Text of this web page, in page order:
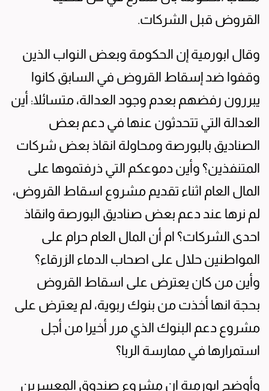
القروض قبل الشركات.
وقال ابورمية إن الحكومة وبعض النواب الذين
وقفوا ضد إسقاط القروض في السابق كانوا
يبررون رفضهم بعدم وجود العدالة، متسائلا: أين
العدالة التي تتحدثون عنها في دعم بعض
الصناديق بالبورصة ومحاولة انقاذ بعض شركات
المتنفذين؟ وأين دموعكم التي ذرفتموها على
المال العام اثناء تقديم مشروع اسقاط القروض،
لم نرها عند دعم بعض صناديق البورصة وانقاذ
احدى الشركات؟ ام أن المال العام حرام على
المواطنين حلال على اصحاب الدماء الزرقاء؟
وأين من كان يعترض على اسقاط القروض
بحجة انها أخذت من بنوك ربوية، لم يعترض على
مشروع دعم البنوك الذي مرر أخيرا من أجل
استمرارها في ممارسة الربا؟
وأوضح ابورمية ان مشروع صندوق المعسرين